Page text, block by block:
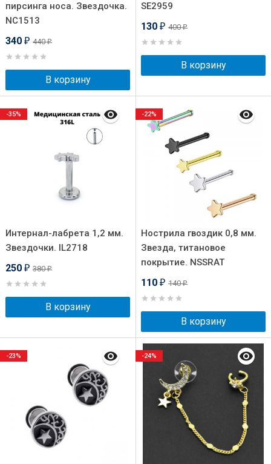
пирсинга носа. Звездочка.
NC1513
340 ₽ 440₽
В корзину
SE2959
130 ₽ 400₽
В корзину
Интернал-лабрета 1,2 мм.
Звездочки. IL2718
250 ₽ 380₽
В корзину
-35%
Нострила гвоздик 0,8 мм.
Звезда, титановое
покрытие. NSSRAT
110 ₽ 140₽
В корзину
-22%
-23% -24%